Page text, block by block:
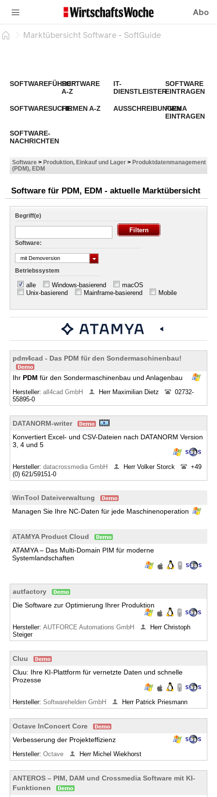
Abo
Marktübersicht Software - SoftGuide
SOFTWAREFÜHRERSOFTWARE
A-Z
IT-
DIENSTLEISTER
SOFTWARE
EINTRAGEN
SOFTWARESUCHEFIRMEN A-Z AUSSCHREIBUNGEN
FIRMA
EINTRAGEN
SOFTWARE-
NACHRICHTEN
Software > Produktion, Einkauf und Lager > Produktdatenmanagement
(PDM), EDM
Software für PDM, EDM - aktuelle Marktübersicht
Begriff(e)
Software:
mit Demoversion
Betriebssystem
alle Windows-basierend
macOS
Unix-basierend
Mainframe-basierend Mobile
pdm4cad - Das PDM für den Sondermaschinenbau!
Ihr PDM für den Sondermaschinenbau und Anlagenbau
Hersteller: all4cad GmbH Herr Maximilian Dietz
02732-
55895-0
DATANORM-writer
Konvertiert Excel- und CSV-Dateien nach DATANORM Version
3, 4 und 5
Hersteller: datacrossmedia GmbH Herr Volker Storck
+49
(0) 621/59151-0
WinTool Dateiverwaltung
Managen Sie Ihre NC-Daten für jede Maschinenoperation
ATAMYA Product Cloud
ATAMYA – Das Multi-Domain PIM für moderne
Systemlandschaften
autfactory
Die Software zur Optimierung Ihrer Produktion
Hersteller: AUTFORCE Automations GmbH
Herr Christoph
Steiger
Cluu
Cluu: Ihre KI-Plattform für vernetzte Daten und schnelle
Prozesse
Hersteller: Softwarehelden GmbH Herr Patrick Priesmann
Octave InConcert Core
Verbesserung der Projekteffizienz
Hersteller: Octave Herr Michel Wiekhorst
ANTEROS – PIM, DAM und Crossmedia Software mit KI-
Funktionen